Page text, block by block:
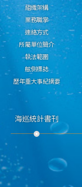
組織架構
業務職掌
連絡方式
所屬單位簡介
執法範圍
舷側標誌
歷年重大事紀摘要
海巡統計書刊